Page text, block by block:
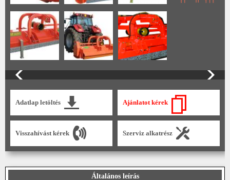
Adatlap letöltés Ajánlatot kérek
Visszahívást kérek Szerviz alkatrész
Általános leírás